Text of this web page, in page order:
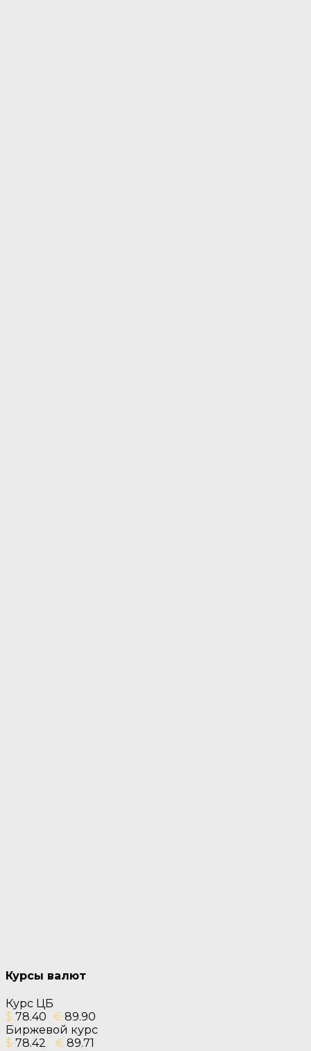
Курсы валют
Курс ЦБ
$ 78.40 € 89.90
Биржевой курс
$ 78.42 € 89.71